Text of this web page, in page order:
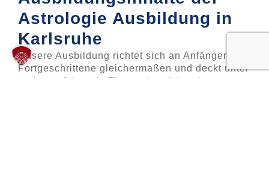
Astrologie Ausbildung in
Karlsruhe
Unsere Ausbildung richtet sich an Anfänger und
Fortgeschrittene gleichermaßen und deckt unter
anderem folgende Themenbereiche ab: